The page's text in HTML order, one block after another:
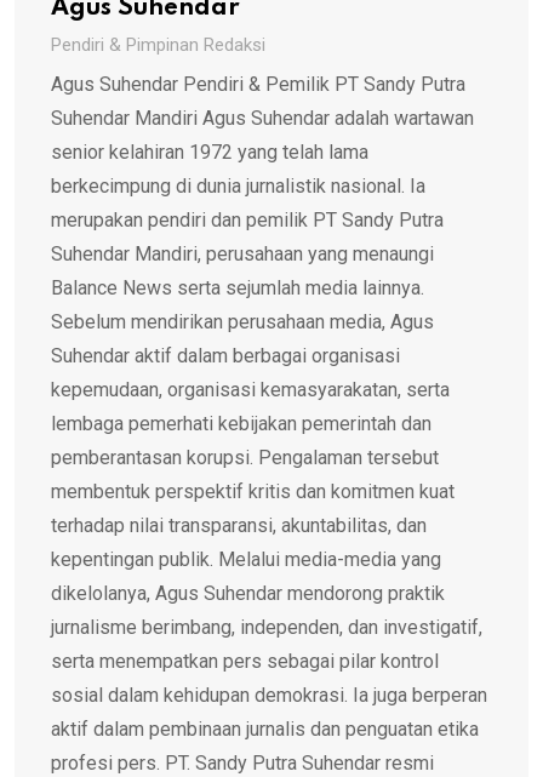
Agus Suhendar
Pendiri & Pimpinan Redaksi
Agus Suhendar Pendiri & Pemilik PT Sandy Putra
Suhendar Mandiri Agus Suhendar adalah wartawan
senior kelahiran 1972 yang telah lama
berkecimpung di dunia jurnalistik nasional. Ia
merupakan pendiri dan pemilik PT Sandy Putra
Suhendar Mandiri, perusahaan yang menaungi
Balance News serta sejumlah media lainnya.
Sebelum mendirikan perusahaan media, Agus
Suhendar aktif dalam berbagai organisasi
kepemudaan, organisasi kemasyarakatan, serta
lembaga pemerhati kebijakan pemerintah dan
pemberantasan korupsi. Pengalaman tersebut
membentuk perspektif kritis dan komitmen kuat
terhadap nilai transparansi, akuntabilitas, dan
kepentingan publik. Melalui media-media yang
dikelolanya, Agus Suhendar mendorong praktik
jurnalisme berimbang, independen, dan investigatif,
serta menempatkan pers sebagai pilar kontrol
sosial dalam kehidupan demokrasi. Ia juga berperan
aktif dalam pembinaan jurnalis dan penguatan etika
profesi pers. PT. Sandy Putra Suhendar resmi